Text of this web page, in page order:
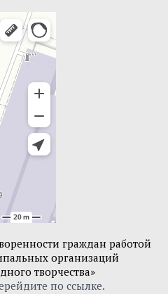
граждан работой
организаций
творчества»
по ссылке.